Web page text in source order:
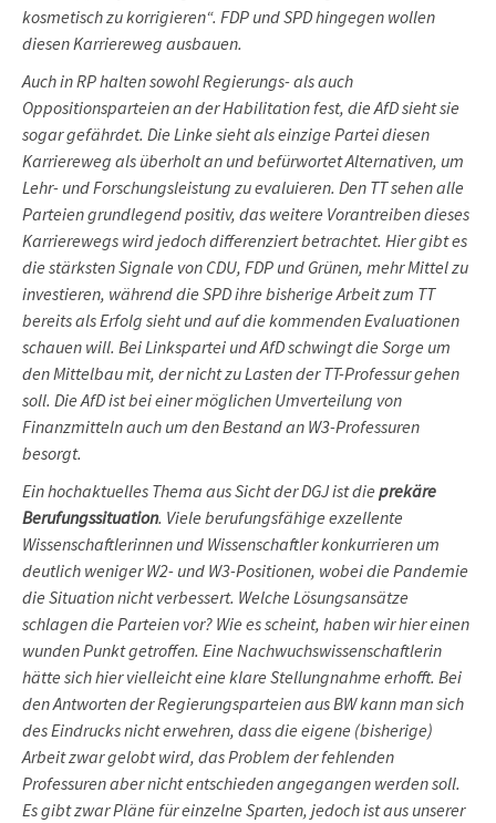
kosmetisch zu korrigieren“. FDP und SPD hingegen wollen
diesen Karriereweg ausbauen.
Auch in RP halten sowohl Regierungs- als auch
Oppositionsparteien an der Habilitation fest, die AfD sieht sie
sogar gefährdet. Die Linke sieht als einzige Partei diesen
Karriereweg als überholt an und befürwortet Alternativen, um
Lehr- und Forschungsleistung zu evaluieren. Den TT sehen alle
Parteien grundlegend positiv, das weitere Vorantreiben dieses
Karrierewegs wird jedoch differenziert betrachtet. Hier gibt es
die stärksten Signale von CDU, FDP und Grünen, mehr Mittel zu
investieren, während die SPD ihre bisherige Arbeit zum TT
bereits als Erfolg sieht und auf die kommenden Evaluationen
schauen will. Bei Linkspartei und AfD schwingt die Sorge um
den Mittelbau mit, der nicht zu Lasten der TT-Professur gehen
soll. Die AfD ist bei einer möglichen Umverteilung von
Finanzmitteln auch um den Bestand an W3-Professuren
besorgt.
Ein hochaktuelles Thema aus Sicht der DGJ ist die prekäre
Berufungssituation. Viele berufungsfähige exzellente
Wissenschaftlerinnen und Wissenschaftler konkurrieren um
deutlich weniger W2- und W3-Positionen, wobei die Pandemie
die Situation nicht verbessert. Welche Lösungsansätze
schlagen die Parteien vor? Wie es scheint, haben wir hier einen
wunden Punkt getroffen. Eine Nachwuchswissenschaftlerin
hätte sich hier vielleicht eine klare Stellungnahme erhofft. Bei
den Antworten der Regierungsparteien aus BW kann man sich
des Eindrucks nicht erwehren, dass die eigene (bisherige)
Arbeit zwar gelobt wird, das Problem der fehlenden
Professuren aber nicht entschieden angegangen werden soll.
Es gibt zwar Pläne für einzelne Sparten, jedoch ist aus unserer